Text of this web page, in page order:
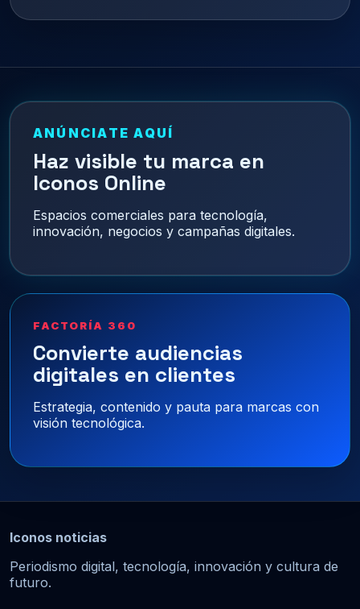
ANÚNCIATE AQUÍ
Haz visible tu marca en
Iconos Online
Espacios comerciales para tecnología,
innovación, negocios y campañas digitales.
FACTORÍA 360
Convierte audiencias
digitales en clientes
Estrategia, contenido y pauta para marcas con
visión tecnológica.
Iconos noticias
Periodismo digital, tecnología, innovación y cultura de
futuro.